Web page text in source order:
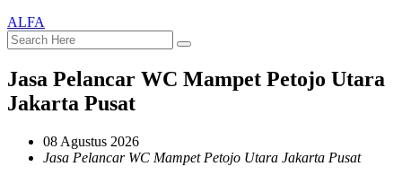
ALFA
Jasa Pelancar WC Mampet Petojo Utara
Jakarta Pusat
08 Agustus 2026
Jasa Pelancar WC Mampet Petojo Utara Jakarta Pusat